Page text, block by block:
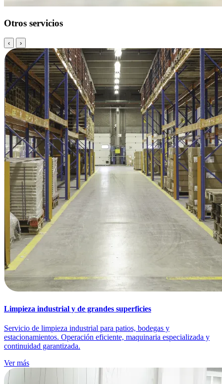
Otros servicios
‹ ›
Limpieza industrial y de grandes superficies
Servicio de limpieza industrial para patios, bodegas y
estacionamientos. Operación eficiente, maquinaria especializada y
continuidad garantizada.
Ver más